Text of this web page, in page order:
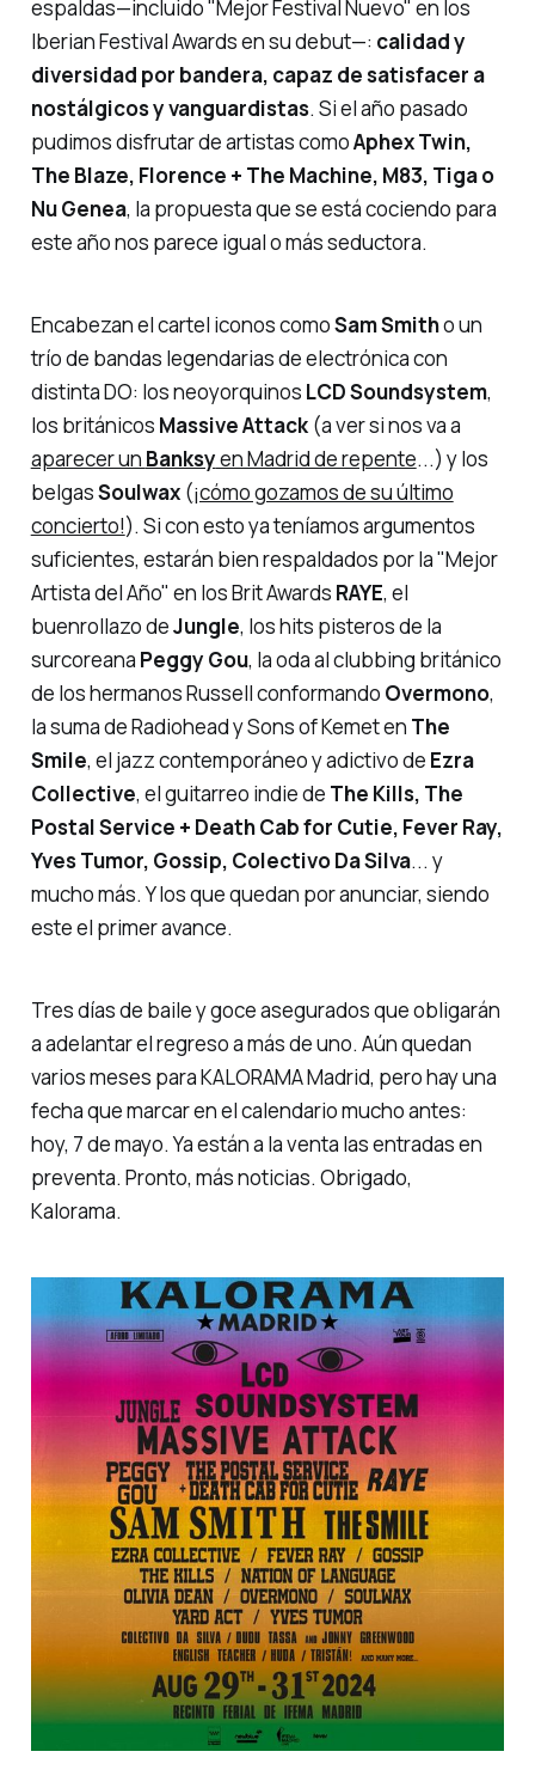
espaldas—incluido "Mejor Festival Nuevo" en los
Iberian Festival Awards en su debut—: calidad y
diversidad por bandera, capaz de satisfacer a
nostálgicos y vanguardistas. Si el año pasado
pudimos disfrutar de artistas comoAphex Twin,
The Blaze, Florence + The Machine, M83, Tiga o
Nu Genea, la propuesta que se está cociendo para
este año nos parece igual o más seductora.
Encabezan el cartel iconos comoSam Smitho un
trío de bandas legendarias de electrónica con
distinta DO: los neoyorquinos LCD Soundsystem,
los británicos Massive Attack(a ver si nos va a
aparecer un Banksyen Madrid de repente...) y los
belgasSoulwax (¡cómo gozamos de su último
concierto!). Si con esto ya teníamos argumentos
suficientes, estarán bien respaldados por la "Mejor
Artista del Año" en los Brit Awards RAYE, el
buenrollazodeJungle, los hits pisteros de la
surcoreana Peggy Gou, la oda al clubbing británico
de los hermanos Russell conformando Overmono,
la suma de Radiohead y Sons of Kemet en The
Smile, el jazz contemporáneo y adictivo de Ezra
Collective, el guitarreo indie de The Kills, The
Postal Service + Death Cab for Cutie, Fever Ray,
Yves Tumor, Gossip, Colectivo Da Silva... y
mucho más. Y los que quedan por anunciar, siendo
este el primer avance.
Tres días de baile y goce asegurados que obligarán
a adelantar el regreso a más de uno. Aún quedan
varios meses para KALORAMA Madrid, pero hay una
fecha que marcar en el calendario mucho antes:
hoy, 7 de mayo. Ya están a la venta las entradas en
preventa. Pronto, más noticias. Obrigado,
Kalorama.